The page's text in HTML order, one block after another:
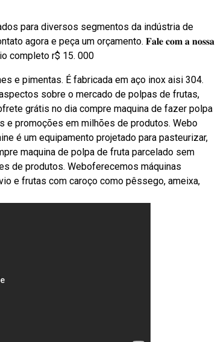
para diversos segmentos da indústria de
agora e peça um orçamento. 𝐅𝐚𝐥𝐞 𝐜𝐨𝐦 𝐚 𝐧𝐨𝐬𝐬𝐚
completo r$ 15. 000
e pimentas. É fabricada em aço inox aisi 304.
sobre o mercado de polpas de frutas,
grátis no dia compre maquina de fazer polpa
promoções em milhões de produtos. Webo
é um equipamento projetado para pasteurizar,
maquina de polpa de fruta parcelado sem
de produtos. Weboferecemos máquinas
e frutas com caroço como pêssego, ameixa,